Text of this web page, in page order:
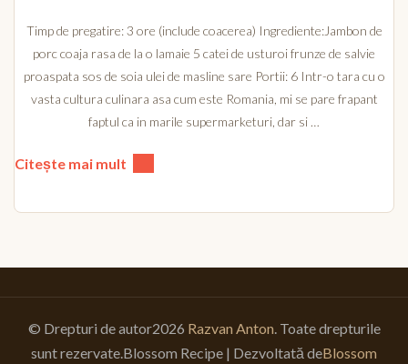
Timp de pregatire: 3 ore (include coacerea) Ingrediente:Jambon de
porc coaja rasa de la o lamaie 5 catei de usturoi frunze de salvie
proaspata sos de soia ulei de masline sare Portii: 6 Intr-o tara cu o
vasta cultura culinara asa cum este Romania, mi se pare frapant
faptul ca in marile supermarketuri, dar si …
Citește mai mult
© Drepturi de autor2026 Razvan Anton . Toate drepturile
sunt rezervate. Blossom Recipe | Dezvoltată deBlossom